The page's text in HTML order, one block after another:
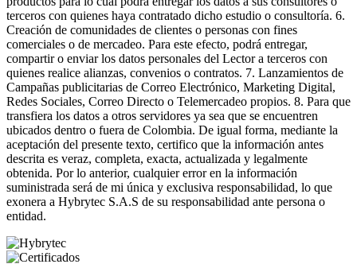
terceros con quienes haya contratado dicho estudio o consultoría. 6.
Creación de comunidades de clientes o personas con fines
comerciales o de mercadeo. Para este efecto, podrá entregar,
compartir o enviar los datos personales del Lector a terceros con
quienes realice alianzas, convenios o contratos. 7. Lanzamientos de
Campañas publicitarias de Correo Electrónico, Marketing Digital,
Redes Sociales, Correo Directo o Telemercadeo propios. 8. Para que
transfiera los datos a otros servidores ya sea que se encuentren
ubicados dentro o fuera de Colombia. De igual forma, mediante la
aceptación del presente texto, certifico que la información antes
descrita es veraz, completa, exacta, actualizada y legalmente
obtenida. Por lo anterior, cualquier error en la información
suministrada será de mi única y exclusiva responsabilidad, lo que
exonera a Hybrytec S.A.S de su responsabilidad ante persona o
entidad.